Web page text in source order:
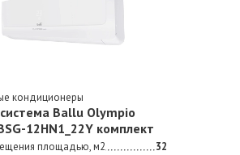
кондиционеры
Ballu Olympio
12HN1_22Y комплект
площадью, м2
32